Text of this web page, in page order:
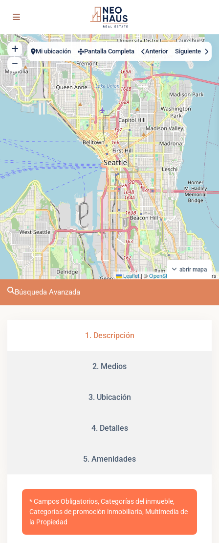
Leaflet|©OpenStreetMap contributors
abrir mapa
Mi ubicación Pantalla Completa Anterior Siguiente
Búsqueda Avanzada
1. Descripción
2. Medios
3. Ubicación
4. Detalles
5. Amenidades
* Campos Obligatorios, Categorías del inmueble,
Categorías de promoción inmobiliaria, Multimedia de
la Propiedad